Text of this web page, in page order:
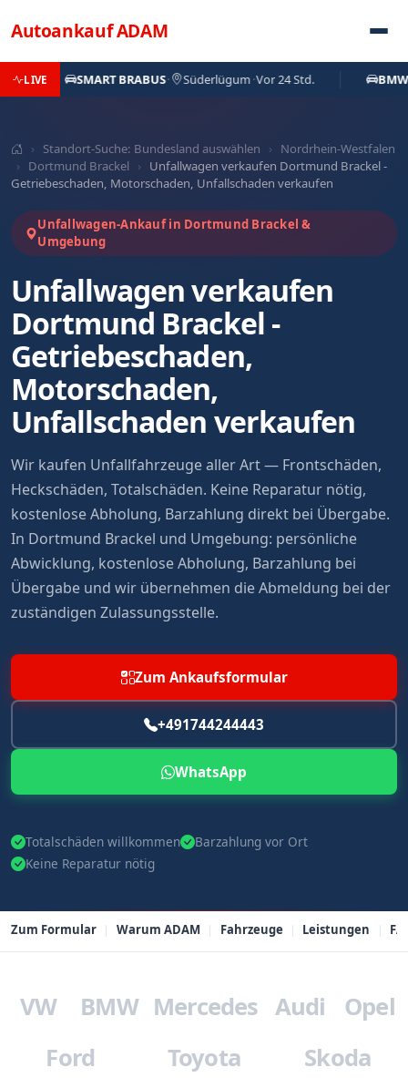
AutoankaufADAM
LIVESMART BRABUS· Süderlügum·Vor 24 Std. BMW X3·
› Standort-Suche: Bundesland auswählen ›
Nordrhein-Westfalen
›
Dortmund Brackel ›
Unfallwagen verkaufen Dortmund Brackel -
Getriebeschaden, Motorschaden, Unfallschaden verkaufen
Unfallwagen-Ankauf in Dortmund Brackel &
Umgebung
Unfallwagen verkaufen
Dortmund Brackel -
Getriebeschaden,
Motorschaden,
Unfallschaden verkaufen
Wir kaufen Unfallfahrzeuge aller Art — Frontschäden,
Heckschäden, Totalschäden. Keine Reparatur nötig,
kostenlose Abholung, Barzahlung direkt bei Übergabe.
In Dortmund Brackel und Umgebung: persönliche
Abwicklung, kostenlose Abholung, Barzahlung bei
Übergabe und wir übernehmen die Abmeldung bei der
zuständigen Zulassungsstelle.
Zum Ankaufsformular
+491744244443
WhatsApp
Totalschäden willkommen
Barzahlung vor Ort
Keine Reparatur nötig
Zum Formular Warum ADAM Fahrzeuge Leistungen
VW BMW Mercedes Audi
Opel
Ford
Toyota Skoda